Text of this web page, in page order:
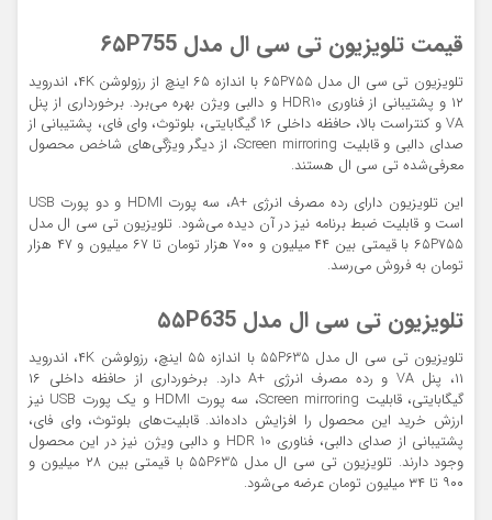
قیمت تلویزیون تی سی ال مدل ۶۵P755
تلویزیون تی سی ال مدل ۶۵P755 با اندازه ۶۵ اینچ از رزولوشن ۴K، اندروید
۱۲ و پشتیبانی از فناوری HDR10 و دالبی ویژن بهره می‌برد. برخورداری از پنل
VA و کنتراست بالا، حافظه داخلی ۱۶ گیگابایتی، بلوتوث، وای فای، پشتیبانی از
صدای دالبی و قابلیت Screen mirroring، از دیگر ویژگی‌های شاخص محصول
معرفی‌شده تی سی ال هستند.
این تلویزیون دارای رده مصرف انرژی +A، سه پورت HDMI و دو پورت USB
است و قابلیت ضبط برنامه نیز در آن دیده می‌شود. تلویزیون تی سی ال مدل
۶۵P755 با قیمتی بین ۴۴ میلیون و ۷۰۰ هزار تومان تا ۶۷ میلیون و ۴۷ هزار
تومان به فروش می‌رسد.
تلویزیون تی سی ال مدل ۵۵P635
تلویزیون تی سی ال مدل ۵۵P635 با اندازه ۵۵ اینچ، رزولوشن ۴K، اندروید
۱۱، پنل VA و رده مصرف انرژی +A دارد. برخورداری از حافظه داخلی ۱۶
گیگابایتی، قابلیت Screen mirroring، سه پورت HDMI و یک پورت USB نیز
ارزش خرید این محصول را افزایش داده‌اند. قابلیت‌های بلوتوث، وای فای،
پشتیبانی از صدای دالبی، فناوری HDR 10 و دالبی ویژن نیز در این محصول
وجود دارند. تلویزیون تی سی ال مدل ۵۵P635 با قیمتی بین ۲۸ میلیون و
۹۰۰ تا ۳۴ میلیون تومان عرضه می‌شود.